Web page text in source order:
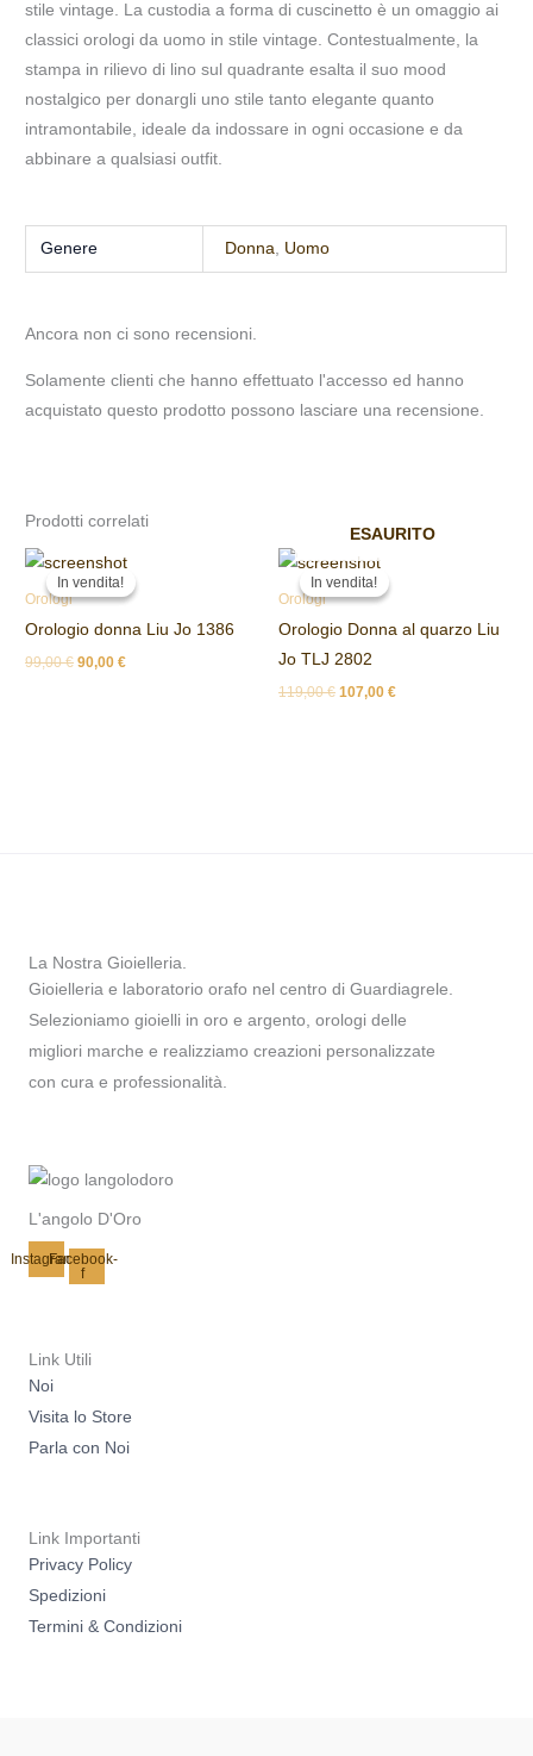
stile vintage. La custodia a forma di cuscinetto è un omaggio ai
classici orologi da uomo in stile vintage. Contestualmente, la
stampa in rilievo di lino sul quadrante esalta il suo mood
nostalgico per donargli uno stile tanto elegante quanto
intramontabile, ideale da indossare in ogni occasione e da
abbinare a qualsiasi outfit.
Genere Donna, Uomo
Ancora non ci sono recensioni.
Solamente clienti che hanno effettuato l'accesso ed hanno
acquistato questo prodotto possono lasciare una recensione.
Prodotti correlati
In vendita!
In vendita!
Orologi
Orologio donna Liu Jo 1386
99,00€
prezzo
originale
99,00 €.
90,00€
Il
attuale
90,00 €.
In vendita!
ESAURITO
In vendita!
Orologi
Orologio Donna al quarzo Liu
Jo TLJ 2802
119,00€
prezzo
originale
119,00 €.
107,00 €
107,00 €.
La Nostra Gioielleria.
Gioielleria e laboratorio orafo nel centro di Guardiagrele.
Selezioniamo gioielli in oro e argento, orologi delle
migliori marche e realizziamo creazioni personalizzate
con cura e professionalità.
L'angolo D'Oro
InstagramFacebook-
f
Link Utili
Noi
Visita lo Store
Parla con Noi
Link Importanti
Privacy Policy
Spedizioni
Termini & Condizioni